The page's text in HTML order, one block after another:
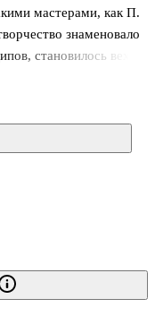
мастерами, как П.
знаменовало
становилось вехой
рода революцию:
душу картинах автор